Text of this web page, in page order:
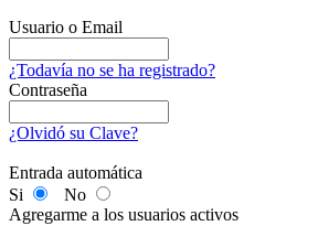
Usuario o Email
¿Todavía no se ha registrado?
Contraseña
¿Olvidó su Clave?
Entrada automática
Si
No
Agregarme a los usuarios activos